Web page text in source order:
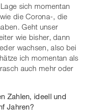
sich momentan
die Corona-, die
Geht unser
wie bisher, dann
wachsen, also bei
ich momentan als
auch mehr oder
Zahlen, ideell und
Jahren?